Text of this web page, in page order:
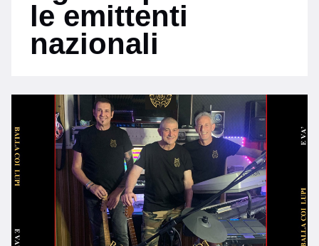
le emittenti
nazionali